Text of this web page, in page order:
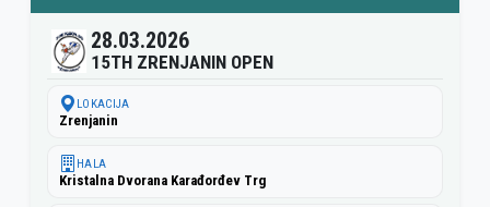
28.03.2026
15TH ZRENJANIN OPEN
LOKACIJA
Zrenjanin
HALA
Kristalna Dvorana Karađorđev Trg